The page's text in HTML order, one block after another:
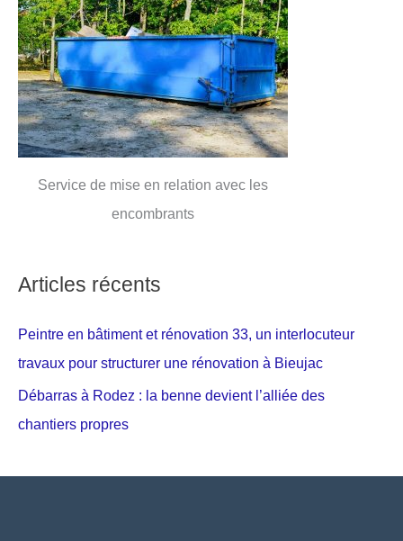
Service de mise en relation avec les
encombrants
Articles récents
Peintre en bâtiment et rénovation 33, un interlocuteur
travaux pour structurer une rénovation à Bieujac
Débarras à Rodez : la benne devient l’alliée des
chantiers propres